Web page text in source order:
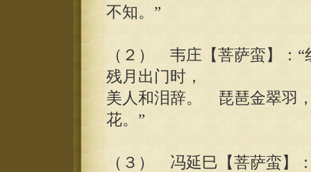
不知。”
（２） 韦庄【菩萨蛮】：
残月出门时，
美人和泪辞。 琵琶金翠羽
花。”
（３） 冯延巳【菩萨蛮】